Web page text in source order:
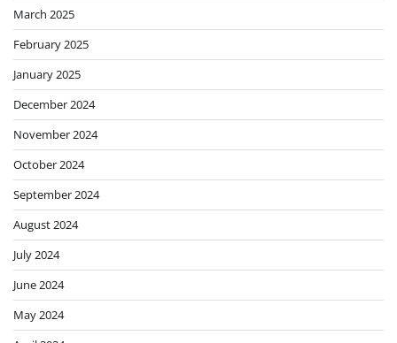
March 2025
February 2025
January 2025
December 2024
November 2024
October 2024
September 2024
August 2024
July 2024
June 2024
May 2024